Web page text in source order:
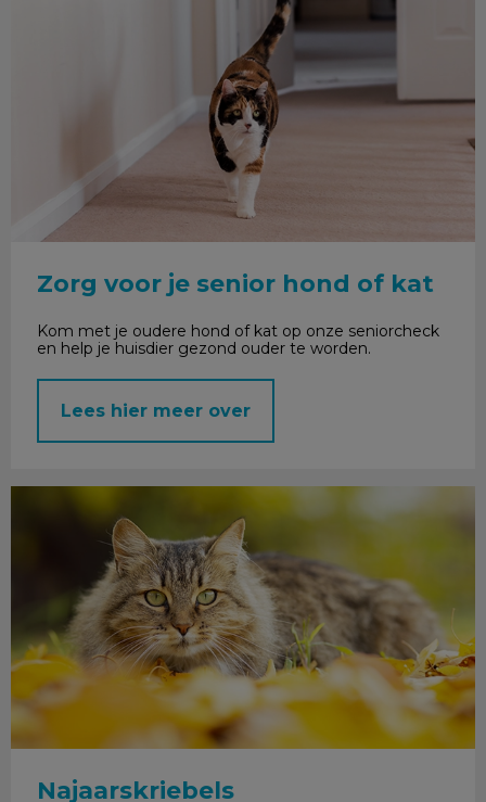
Zorg voor je senior hond of kat
Kom met je oudere hond of kat op onze seniorcheck
en help je huisdier gezond ouder te worden.
Lees hier meer over
Najaarskriebels